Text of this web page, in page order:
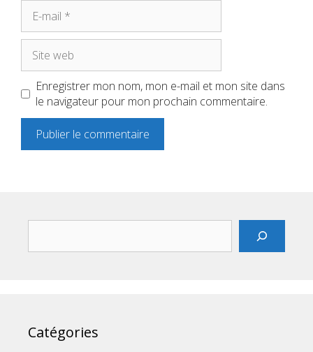
mail
web
Enregistrer mon nom, mon e-mail et mon site dans
le navigateur pour mon prochain commentaire.
Catégories